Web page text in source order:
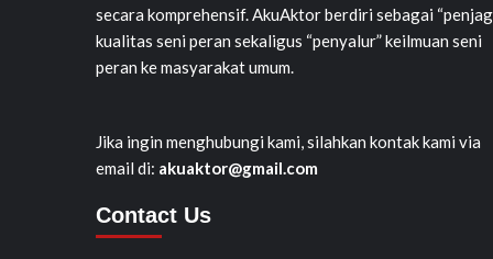
secara komprehensif. AkuAktor berdiri sebagai
kualitas seni peran sekaligus “penyalur” keilmuan seni
peran ke masyarakat umum.
Jika ingin menghubungi kami, silahkan kontak kami via
email di: akuaktor@gmail.com
Contact Us